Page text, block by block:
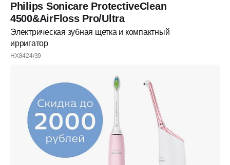
Philips Sonicare ProtectiveClean
4500&AirFloss Pro/Ultra
Электрическая зубная щетка и компактный
ирригатор
HX8424/39